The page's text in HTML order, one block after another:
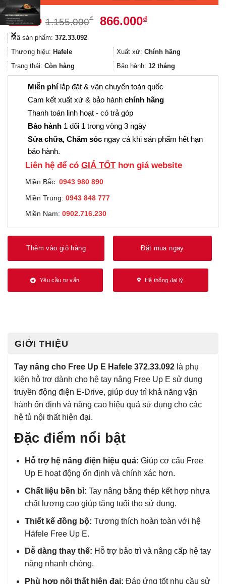
1.155.000₫
Giá
1.155.000₫.
866.000₫Giá
là:
866.000₫.
Mã sản phẩm: 372.33.092
Thương hiệu: Hafele Xuất xứ: Chính hãng
Trạng thái: Còn hàng Bảo hành: 12 tháng
Miễn phílắp đặt & vận chuyển toàn quốc
Cam kết xuất xứ & bảo hành chính hãng
Thanh toán linh hoạt - có trả góp
Bảo hành 1 đổi 1 trong vòng 3 ngày
Sửa chữa, Chăm sóc ngay cả khi sản phẩm hết hạn
bảo hành.
Liên hệ để có GIÁ TỐThơn giá website
Miền Bắc: 0943 980 890
Miền Trung: 0943 848 777
Miền Nam: 0902.716.230
Thêm vào giỏ hàng Đặt mua ngay
Yêu cầu tư vấn Hệ thống đại lý
GIỚI THIỆU
Tay nâng cho Free Up E Hafele 372.33.092 là phụ
kiện hỗ trợ dành cho hệ tay nâng Free Up E sử dụng
truyền động điện E-Drive, giúp duy trì khả năng vận
hành ổn định và nâng cao hiệu quả sử dụng cho các
hệ tủ nội thất hiện đại.
Đặc điểm nổi bật
Hỗ trợ hệ nâng điện hiệu quả: Giúp cơ cấu Free
Up E hoạt động ổn định và chính xác hơn.
Chất liệu bền bỉ: Tay nâng bằng thép kết hợp nhựa
chất lượng cao giúp tăng tuổi thọ sử dụng.
Thiết kế đồng bộ: Tương thích hoàn toàn với hệ
Häfele Free Up E.
Dễ dàng thay thế: Hỗ trợ bảo trì và nâng cấp hệ tay
nâng nhanh chóng.
Phù hợp nội thất hiện đại: Đáp ứng tốt nhu cầu sử
✕